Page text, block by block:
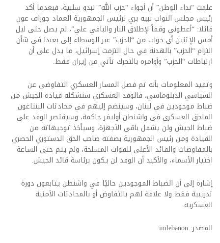
علمت “نداء الوطن” أن أجواء “حزب الله” تبدو سلبية، فبعدما أكد
رئيس مجلس النواب نبيه بري لرئيس الجمهورية العماد جوزاف عون
قائلا: “أعطوني وقفاً لإطلاق النار والباقي علي”، لم يصل حتى ليل
أمس الإثنين أي جواب من “الحزب” عبر الوسطاء إلى بعبدا في شأن
التزام “الحزب” بالهدنة في حال التزمت إسرائيل، ما يدل على أن
ارتباطات “الحزب” وأوامره بالتحرك تأتي من إيران فقط.
وتفيد المعلومات بأنه تم فصل المسار العسكري التفاوضي عن
السياسي الدبلوماسي، فالوفد العسكري ستشكله قيادة الجيش من
ضباط موجودين في لبنان، وسينضم إليهم في محادثات البنتاغون
الملحق العسكري في واشنطن أوليفر حاكمة، وسيقتصر الوفد على
ضباط الجيش ولن يشمل باقي الأجهزة، وسيأخذ توجيهاته من
القيادة ومن رئيس الجمهورية بصفته صاحب الحق الدستوري الحصري
بالمفاوضات والقائد الأعلى للقوات المسلحة، ولم يتم حتى الساعة
اختيار الأسماء، والأكيد أن الوفد لن يكون برئاسة قائد الجيش.
إشارة إلى أن الضباط الموجودين حاليًا في واشنطن يتابعون دورة
تدريبية فقط ولا علاقة لهم بالتفاوض أو بالمحادثات الأمنية
العسكرية.
المصدر: imlebanon